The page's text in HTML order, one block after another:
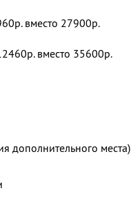
вместо 27900р.
вместо 35600р.
дополнительного места)